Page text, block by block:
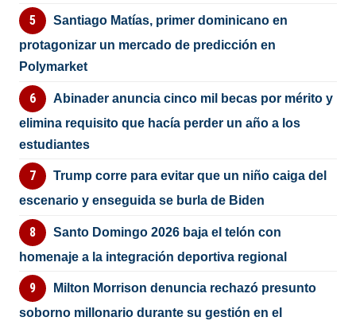
Santiago Matías, primer dominicano en
protagonizar un mercado de predicción en
Polymarket
Abinader anuncia cinco mil becas por mérito y
elimina requisito que hacía perder un año a los
estudiantes
Trump corre para evitar que un niño caiga del
escenario y enseguida se burla de Biden
Santo Domingo 2026 baja el telón con
homenaje a la integración deportiva regional
Milton Morrison denuncia rechazó presunto
soborno millonario durante su gestión en el